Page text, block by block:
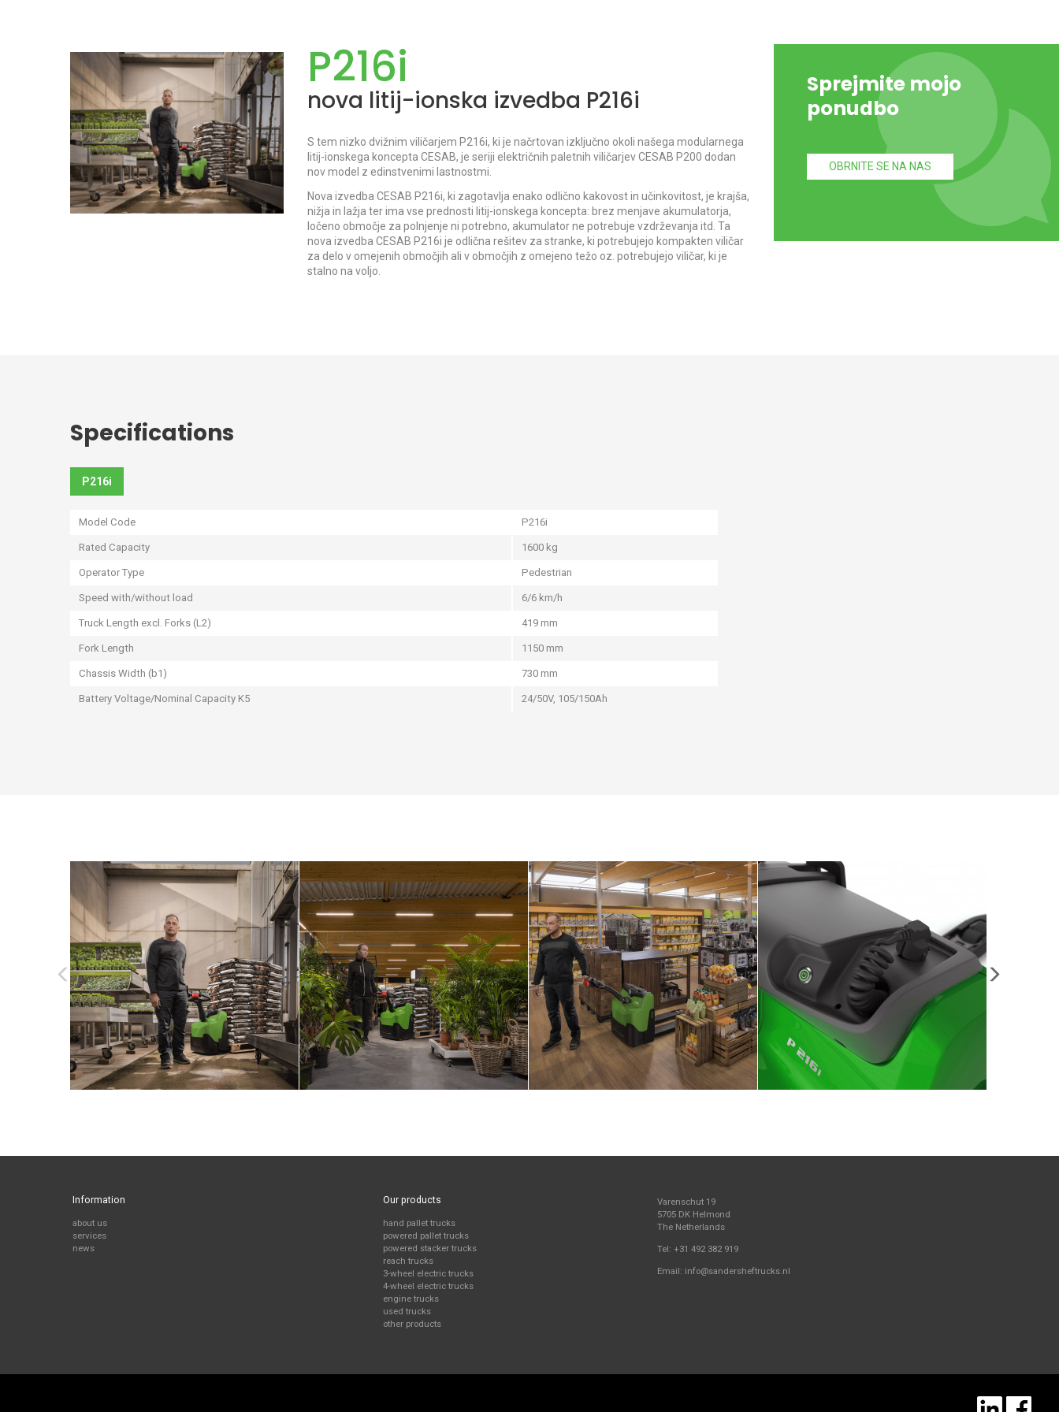
P216i
nova litij-ionska izvedba P216i
S tem nizko dvižnim viličarjem P216i, ki je načrtovan izključno okoli našega modularnega
litij-ionskega koncepta CESAB, je seriji električnih paletnih viličarjev CESAB P200 dodan
nov model z edinstvenimi lastnostmi.
Nova izvedba CESAB P216i, ki zagotavlja enako odlično kakovost in učinkovitost, je krajša,
nižja in lažja ter ima vse prednosti litij-ionskega koncepta: brez menjave akumulatorja,
ločeno območje za polnjenje ni potrebno, akumulator ne potrebuje vzdrževanja itd. Ta
nova izvedba CESAB P216i je odlična rešitev za stranke, ki potrebujejo kompakten viličar
za delo v omejenih območjih ali v območjih z omejeno težo oz. potrebujejo viličar, ki je
stalno na voljo.
Sprejmite mojo
ponudbo
OBRNITE SE NA NAS
Specifications
P216i
Model Code P216i
Rated Capacity 1600 kg
Operator Type Pedestrian
Speed with/without load 6/6 km/h
Truck Length excl. Forks (L2) 419 mm
Fork Length 1150 mm
Chassis Width (b1) 730 mm
Battery Voltage/Nominal Capacity K5 24/50V, 105/150Ah
Information
about us
services
news
Our products
hand pallet trucks
powered pallet trucks
powered stacker trucks
reach trucks
3-wheel electric trucks
4-wheel electric trucks
engine trucks
used trucks
other products
Varenschut 19
5705 DK Helmond
The Netherlands
Tel:+31 492 382 919
Email: info@sandersheftrucks.nl